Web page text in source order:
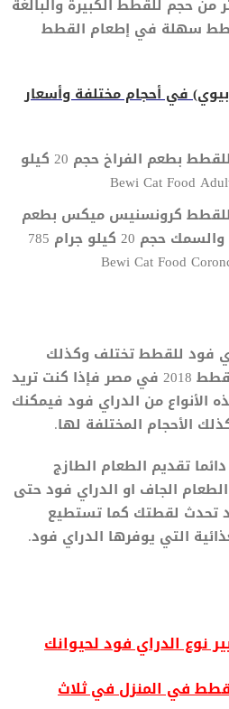
من حجم للقطط الكبيرة والبالغة
سهلة في إطعام القطط
في أحجام مختلفة وأسعار
سعر دراي فود بيفي للقطط بطعم الفراخ حجم 20 كيلو
كرونسنيس ميكس بطعم
الديك الرومي والفراخ والسمك حجم 20 كيلو جرام 785
فود للقطط تختلف وكذلك
تختلف أسعار دراي فود للقطط 2018 في مصر فإذا كنت تريد
الأنواع من الدراي فود فيمكنك
الأحجام المختلفة لها.
تقديم الطعام الطازج
الجاف او الدراي فود حتى
تحدث لقطتك كما تستطيع
التي يوفرها الدراي فود.
نوع الدراي فود لحيوانك
في المنزل في ثلاث